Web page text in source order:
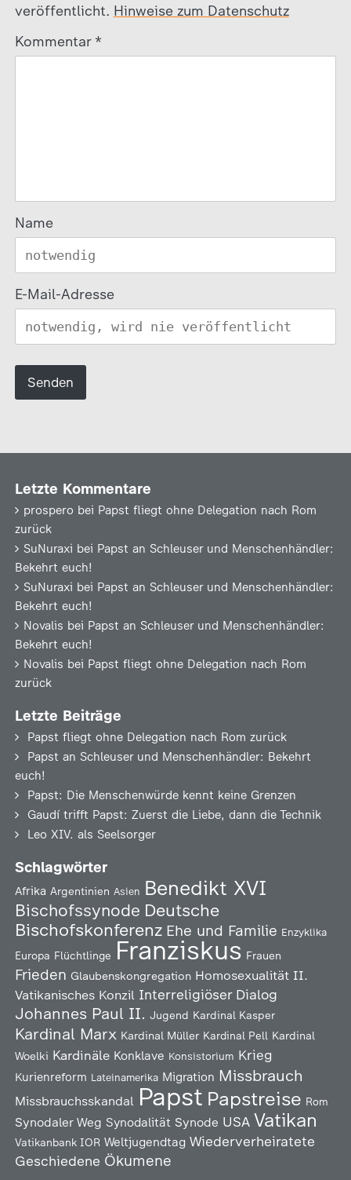
veröffentlicht. Hinweise zum Datenschutz
Kommentar *
Name
E-Mail-Adresse
Letzte Kommentare
prospero bei Papst fliegt ohne Delegation nach Rom
zurück
SuNuraxi bei Papst an Schleuser und Menschenhändler:
Bekehrt euch!
SuNuraxi bei Papst an Schleuser und Menschenhändler:
Bekehrt euch!
Novalis bei Papst an Schleuser und Menschenhändler:
Bekehrt euch!
Novalis bei Papst fliegt ohne Delegation nach Rom
zurück
Letzte Beiträge
Papst fliegt ohne Delegation nach Rom zurück
Papst an Schleuser und Menschenhändler: Bekehrt
euch!
Papst: Die Menschenwürde kennt keine Grenzen
Gaudí trifft Papst: Zuerst die Liebe, dann die Technik
Leo XIV. als Seelsorger
Schlagwörter
Afrika Argentinien Asien Benedikt XVI
Bischofssynode Deutsche
Bischofskonferenz Ehe und Familie Enzyklika
Europa Flüchtlinge Franziskus Frauen
Frieden Glaubenskongregation Homosexualität II.
Vatikanisches Konzil Interreligiöser Dialog
Johannes Paul II. Jugend Kardinal Kasper
Kardinal Marx Kardinal Müller Kardinal Pell Kardinal
Woelki Kardinäle Konklave Konsistorium Krieg
Kurienreform Lateinamerika Migration Missbrauch
Missbrauchsskandal Papst Papstreise Rom
Synodaler Weg Synodalität Synode USA Vatikan
Vatikanbank IOR Weltjugendtag Wiederverheiratete
Geschiedene Ökumene